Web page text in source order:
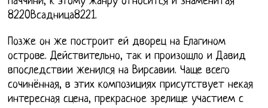
8220Всадница8221.
Позже он же построит ей дворец на Елагином
острове. Действительно, так и произошло и Давид
впоследствии женился на Вирсавии. Чаще всего
сочинённая, в этих композициях присутствует некая
интересная сцена, прекрасное зрелище участием с